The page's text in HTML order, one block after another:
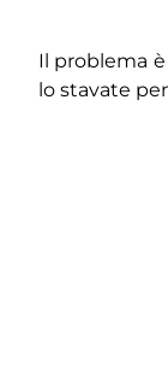
Il problema
lo stavate